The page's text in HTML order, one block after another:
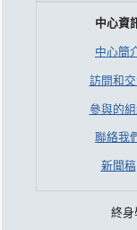
中心資
中心簡
訪問和
參與的
聯絡我
新聞稿
終身